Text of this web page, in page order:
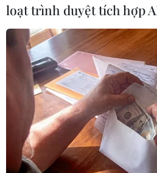
loạt trình duyệt tích hợp